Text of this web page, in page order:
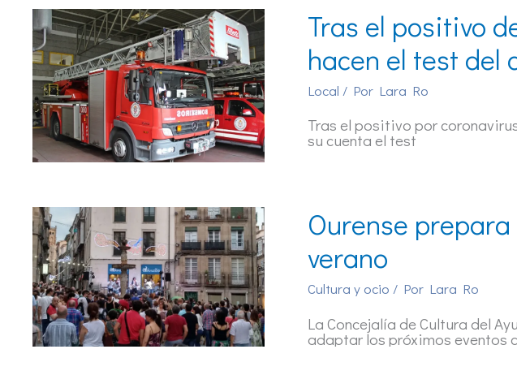
Tras el positivo
hacen el test del
Local / Por Lara Ro
Tras el positivo por
su cuenta el test
Ourense
verano
Cultura y ocio / Por Lara Ro
La Concejalía de Cultura del
adaptar los próximos eventos